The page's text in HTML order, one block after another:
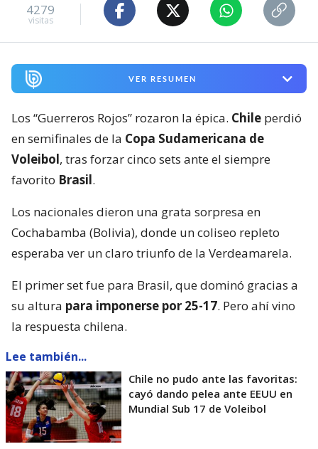
4279
visitas
VER RESUMEN
Los “Guerreros Rojos” rozaron la épica. Chile perdió
en semifinales de la Copa Sudamericana de
Voleibol, tras forzar cinco sets ante el siempre
favorito Brasil.
Los nacionales dieron una grata sorpresa en
Cochabamba (Bolivia), donde un coliseo repleto
esperaba ver un claro triunfo de la Verdeamarela.
El primer set fue para Brasil, que dominó gracias a
su altura para imponerse por 25-17. Pero ahí vino
la respuesta chilena.
Lee también...
Chile no pudo ante las favoritas:
cayó dando pelea ante EEUU en
Mundial Sub 17 de Voleibol